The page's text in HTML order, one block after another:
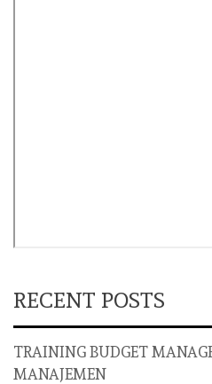
RECENT POSTS
TRAINING BUDGET
MANAJEMEN